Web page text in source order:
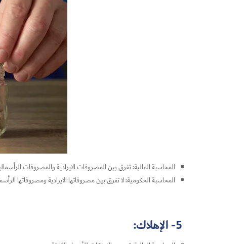
المحاسبة المالية: تفرق بين المصروفات الايرادية والمصروفات
المحاسبة الحكومية: لا تفرق بين مصروفاتها الايرادية ومصروفاتها
5- الإهلاك: